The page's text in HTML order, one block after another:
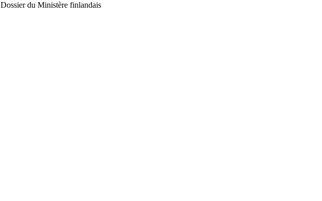
Dossier du Ministère finlandais